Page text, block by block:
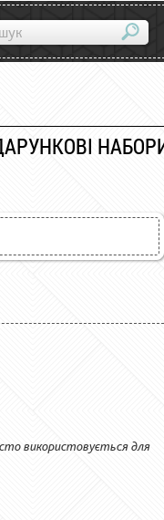
використовується для